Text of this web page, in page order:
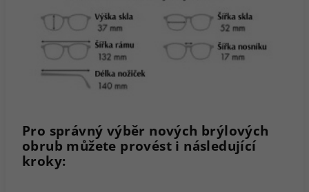
Pro správný výběr nových brýlových
obrub můžete provést i následující
kroky: